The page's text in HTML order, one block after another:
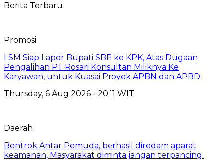
Berita Terbaru
Promosi
LSM Siap Lapor Bupati SBB ke KPK, Atas Dugaan
Pengalihan PT Rosari Konsultan Miliknya Ke
Karyawan, untuk Kuasai Proyek APBN dan APBD.
Thursday, 6 Aug 2026 - 20:11 WIT
Daerah
Bentrok Antar Pemuda, berhasil diredam aparat
keamanan, Masyarakat diminta jangan terpancing.